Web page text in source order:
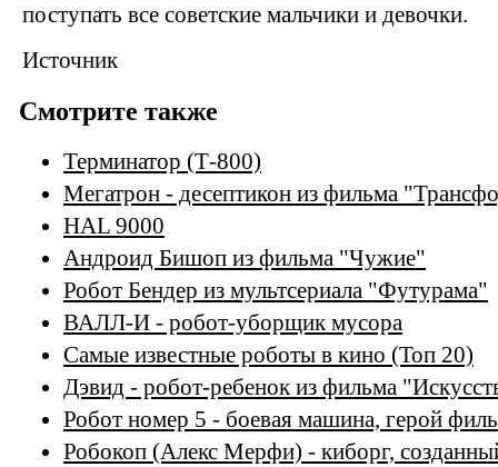
поступать все советские мальчики и девочки.
Источник
Смотрите также
Терминатор (Т-800)
Мегатрон - десептикон из фильма
HAL 9000
Андроид Бишоп из фильма "Чужие"
Робот Бендер из мультсериала "Футурама"
ВАЛЛ-И - робот-уборщик мусора
Самые известные роботы в кино (Топ 20)
Дэвид - робот-ребенок из фильма
Робот номер 5 - боевая машина, герой
Робокоп (Алекс Мерфи) - киборг,